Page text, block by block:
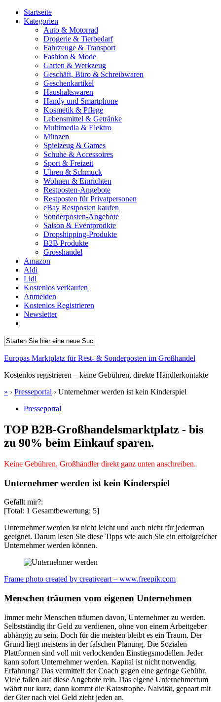
Startseite
Kategorien
Auto & Motorrad
Drogerie & Tierbedarf
Fahrzeuge & Transport
Fashion & Mode
Garten & Werkzeug
Geschäft, Büro & Schreibwaren
Geschenkartikel
Haushaltswaren
Handy und Smartphone
Kosmetik & Pflege
Lebensmittel & Getränke
Multimedia & Elektro
Münzen
Spielzeug & Games
Schuhe & Accessoires
Sport & Freizeit
Uhren & Schmuck
Wohnen & Einrichten
Restposten-Angebote
Restposten für Privatpersonen
eBay Restposten kaufen
Sonderposten-Angebote
Saison & Eventprodkte
Dropshipping-Produkte
B2B Produkte
Grosshandel
Amazon
Aldi
Lidl
Kostenlos verkaufen
Anmelden
Kostenlos Registrieren
Newsletter
Europas Marktplatz für Rest- & Sonderposten im Großhandel
Kostenlos registrieren – keine Gebühren, direkte Händlerkontakte
» › Presseportal › Unternehmer werden ist kein Kinderspiel
Presseportal
TOP B2B-Großhandelsmarktplatz - bis
zu 90% beim Einkauf sparen.
Keine Gebühren, Großhändler direkt ganz unten anschreiben.
Unternehmer werden ist kein Kinderspiel
Gefällt mir?:
[Total: 1 Gesamtbewertung: 5]
Unternehmer werden ist nicht leicht und auch nicht für jederman
geeignet. Darum lesen Sie diese Tipps wie auch Sie ein erfolgreicher
Unternehmer werden können.
Frame photo created by creativeart – www.freepik.com
Menschen träumen vom eigenen Unternehmen
Immer mehr Menschen träumen davon, Unternehmer zu werden.
Selbstständig ihr Geld zu verdienen, ohne von einem Arbeitgeber
abhängig zu sein. Doch für die meisten bleibt es ein Traum. Der
Grund liegt meistens in der falschen Planung. Die Sozialen
Plattformen sind voll mit verlockenden Einstiegsmodellen. Jeder
kann sofort Unternehmer werden. Kapital ist nicht notwendig.
Erfahrung? Das vermittelt der Coach gegen eine geringe Gebühr.
Viele fallen auf diese Angebote rein. Das eigene Unternehmertum
währt nur kurz, dann kommt die Katastrophe. Naivität, gepaart mit
der Gier nach viel Geld zieht jeden an.